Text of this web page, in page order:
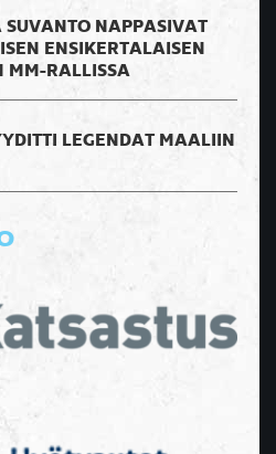
NAPPASIVAT
ENSIKERTALAISEN
MM-RALLISSA
LEGENDAT MAALIIN